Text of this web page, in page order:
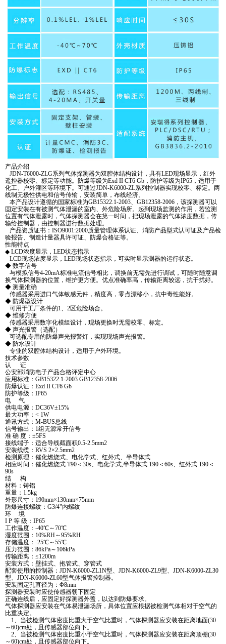
产品介绍
JDN-T6000-ZLG系列气体探测器为双腔体结构设计，具有LED现场显示，红外
遥控器校零、标定等功能。防爆等级为Exd II CT6 Gb，防护等级为IP65，适用于
化工、户外灌区等环境下。可通过JDN-K6000-ZL系列控制器实现校零、标定。两
线制无极性供电和信号传输，安装简单，布线经济。
本产品设计遵循的国家标准为GB15322.1-2003、GB12358-2006，该探测器可以
固定安装在有被测气体泄漏的室内、外危险场所。起到现场监测的作用，若监测
位置有气体泄露时，气体探测器会在第一时间，把现场泄露的气体浓度数据，传
输给控制器，由控制器进行数据处理。
产品资质证书：ISO9001:2000质量管理体系认证、消防产品型式认可证及产品检
验报告、制造计量器具许可证、防爆合格证等。
性能特点
◆ LCD浓度显示，LED状态指示
LCD现场浓度显示，LED现场状态指示，可实时显示测器的运行状态。
◆ 数字信号
与模拟信号4-20mA标准电流信号相比，调换前无需先进行调试，可随时随意调
换气体探测器的位置，维护更方便。优点准确率高，传输距离较远，抗干扰好。
◆ 测量准确
传感器采用进口气体敏感元件，精度高，零点漂移小，抗中毒性能好。
◆ 防爆型设计
可用于工厂条件的1、2区危险场合。
◆ 维修方便
传感器采用数字化模组设计，现场更换时无需校零、标定。
◆ 声光报警（选配）
可选配专用的防爆声光报警灯，实现现场声光报警。
◆ 防水设计
专业的双腔体结构设计，适用于户外环境。
技术参数
认 证
公安部消防电子产品合格评定中心
应用标准：GB15322.1-2003 GB12358-2006
防爆认证：Exd II CT6 Gb
防护等级：IP65
电 气
供电电源：DC36V±15%
最大功率：< 1W
通讯方式：M-BUS总线
信号输出：1组无源常开信号
准 确 度：±5FS
接线端子：适合导线截面积0.5-2.5mm2
安装线缆：RVS 2×2.5mm2
检测原理：催化燃烧式、电化学式、红外式、半导体式
相应时间：催化燃烧式 T90＜30s、电化学式,半导体式 T90＜60s、红外式 T90＜
90s
结 构
材料：铸铝
重量：1.5kg
外形尺寸：190mm×130mm×75mm
防爆连接螺纹：G3/4"内螺纹
环 境
I P 等 级：IP65
工作温度：-40℃～70℃
湿度范围：10%RH～95%RH
存储温度：-25℃～55℃
压力范围：86kPa～106kPa
传输距离：≤1200m
安装方式：壁挂式、抱管式、穿管式
配套使用的控制器：JDN-K6000-ZL1N型、JDN-K6000-ZL9型、JDN-K6000-ZL30
型、JDN-K6000-ZL60型气体报警控制器。
安装固定孔直径为：Φ8mm
探测器安装时应使传感器朝下固定
正确连线后，应固定好探测器外盖，以达到防爆要求。
气体探测器应安装在气体易泄漏场所，具体位置应根据被检测气体相对于空气的
比重决定。
1、当被检测气体密度比重大于空气比重时，气体探测器应安装在距离地面(30
～60)cm处，且传感器部位向下。
2、当被检测气体密度比重小于空气比重时，气体探测器应安装在距离顶棚(30
～60)cm处，且传感器部位向下。